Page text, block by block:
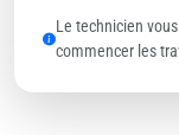
Le technicien
commencer les